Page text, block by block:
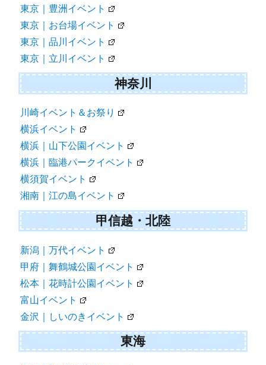
東京｜豊洲イベント
東京｜お台場イベント
東京｜品川イベント
東京｜立川イベント
神奈川
川崎イベント＆お祭り
横浜イベント
横浜｜山下公園イベント
横浜｜臨港パークイベント
横須賀イベント
湘南｜江の島イベント
甲信越・北陸
新潟｜万代イベント
甲府｜舞鶴城公園イベント
松本｜花時計公園イベント
富山イベント
金沢｜しいのきイベント
東海